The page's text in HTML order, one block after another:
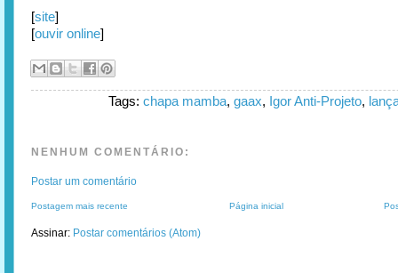
[site]
[ouvir online]
Tags: chapa mamba, gaax, Igor Anti-Projeto,
NENHUM COMENTÁRIO:
Postar um comentário
Postagem mais recente Página inicial
Assinar: Postar comentários (Atom)